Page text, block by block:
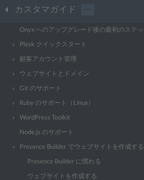
カスタマガイド ···
Onyx へのアップグレード後の最初のステッ
Plesk クイックスタート
顧客アカウント管理
ウェブサイトとドメイン
Git のサポート
Ruby のサポート（Linux）
WordPress Toolkit
Node.js のサポート
Presence Builder でウェブサイトを作成する
Presence Builder に慣れる
ウェブサイトを作成する